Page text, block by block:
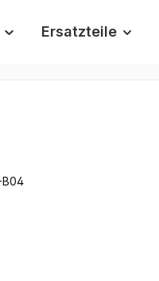
Ersatzteile